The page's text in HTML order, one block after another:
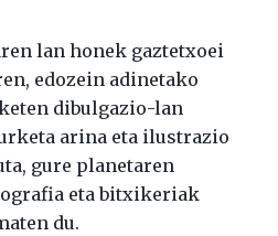
lan honek gaztetxoei
edozein adinetako
dibulgazio-lan
arina eta ilustrazio
gure planetaren
eta bitxikeriak
du.